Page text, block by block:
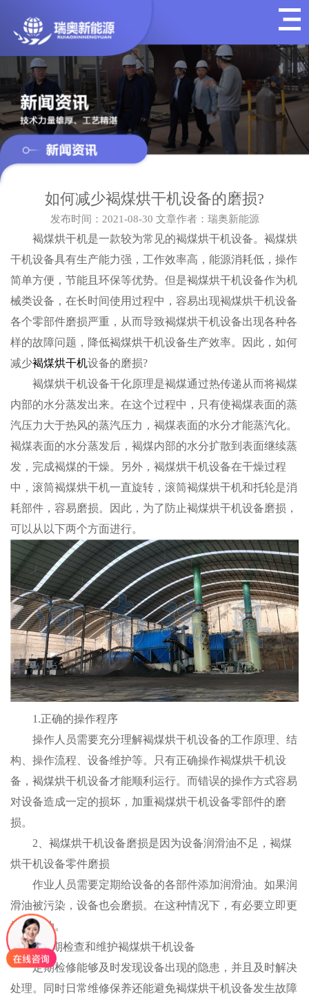
如何减少褐煤烘干机设备的磨损?
发布时间：2021-08-30 文章作者：瑞奥新能源
褐煤烘干机是一款较为常见的褐煤烘干机设备。褐煤烘
干机设备具有生产能力强，工作效率高，能源消耗低，操作
简单方便，节能且环保等优势。但是褐煤烘干机设备作为机
械类设备，在长时间使用过程中，容易出现褐煤烘干机设备
各个零部件磨损严重，从而导致褐煤烘干机设备出现各种各
样的故障问题，降低褐煤烘干机设备生产效率。因此，如何
减少褐煤烘干机设备的磨损?
褐煤烘干机设备干化原理是褐煤通过热传递从而将褐煤
内部的水分蒸发出来。在这个过程中，只有使褐煤表面的蒸
汽压力大于热风的蒸汽压力，褐煤表面的水分才能蒸汽化。
褐煤表面的水分蒸发后，褐煤内部的水分扩散到表面继续蒸
发，完成褐煤的干燥。另外，褐煤烘干机设备在干燥过程
中，滚筒褐煤烘干机一直旋转，滚筒褐煤烘干机和托轮是消
耗部件，容易磨损。因此，为了防止褐煤烘干机设备磨损，
可以从以下两个方面进行。
1.正确的操作程序
操作人员需要充分理解褐煤烘干机设备的工作原理、结
构、操作流程、设备维护等。只有正确操作褐煤烘干机设
备，褐煤烘干机设备才能顺利运行。而错误的操作方式容易
对设备造成一定的损坏，加重褐煤烘干机设备零部件的磨
损。
2、褐煤烘干机设备磨损是因为设备润滑油不足，褐煤
烘干机设备零件磨损
作业人员需要定期给设备的各部件添加润滑油。如果润
滑油被污染，设备也会磨损。在这种情况下，有必要立即更
换润滑油。
3.定期检查和维护褐煤烘干机设备
定期检修能够及时发现设备出现的隐患，并且及时解决
处理。同时日常维修保养还能避免褐煤烘干机设备发生故障